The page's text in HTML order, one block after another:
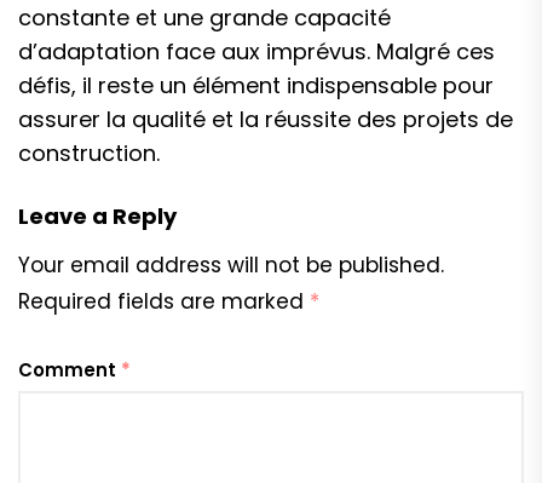
constante et une grande capacité
d’adaptation face aux imprévus. Malgré ces
défis, il reste un élément indispensable pour
assurer la qualité et la réussite des projets de
construction.
Leave a Reply
Your email address will not be published.
Required fields are marked *
Comment *